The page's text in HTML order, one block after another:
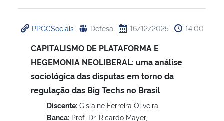
PPGCSociais Defesa 16/12/2025 14:00
CAPITALISMO DE PLATAFORMA E
HEGEMONIA NEOLIBERAL: uma análise
sociológica das disputas em torno da
regulação das Big Techs no Brasil
Discente: Gislaine Ferreira Oliveira
Banca: Prof. Dr. Ricardo Mayer,